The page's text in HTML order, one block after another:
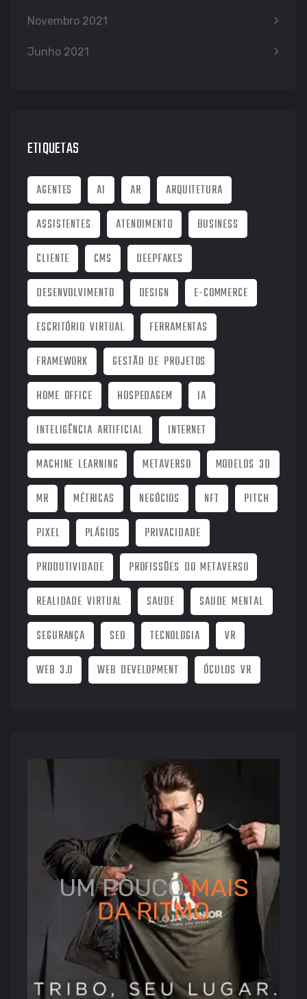
Novembro 2021
Junho 2021
ETIQUETAS
AGENTES AI AR
ARQUITETURA
ASSISTENTES
ATENDIMENTO
BUSINESS
CLIENTE
CMS
DEEPFAKES
DESENVOLVIMENTO
DESIGN
E-COMMERCE
ESCRITÓRIO VIRTUAL
FERRAMENTAS
FRAMEWORK
GESTÃO DE PROJETOS
HOME OFFICE
HOSPEDAGEM
IA
INTELIGÊNCIA ARTIFICIAL
INTERNET
MACHINE LEARNING
METAVERSO
MODELOS 3D
MR
MÉTRICAS NEGÓCIOS NFT
PITCH
PIXEL
PLÁGIOS
PRIVACIDADE
PRODUTIVIDADE
PROFISSÕES DO METAVERSO
REALIDADE VIRTUAL
SAUDE
SAUDE MENTAL
SEGURANÇA
SEO TECNOLOGIA
VR
WEB 3.0
WEB DEVELOPMENT ÓCULOS VR
UM POUCOMAIS
DARITMO